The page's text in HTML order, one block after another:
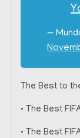
—
The Best to
• The Best
• The Best